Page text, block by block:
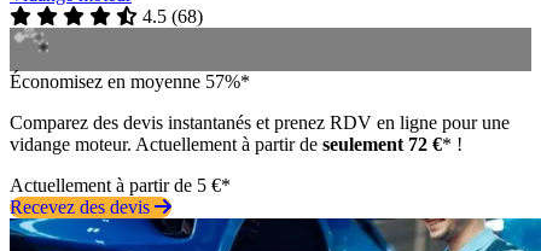
4.5 (68)
Économisez en moyenne 57%*
Comparez des devis instantanés et prenez RDV en ligne pour une
vidange moteur. Actuellement à partir de seulement 72 €* !
Actuellement à partir de 5 €*
Recevez des devis